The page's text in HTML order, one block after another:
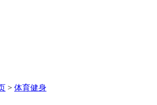
> 体育健身